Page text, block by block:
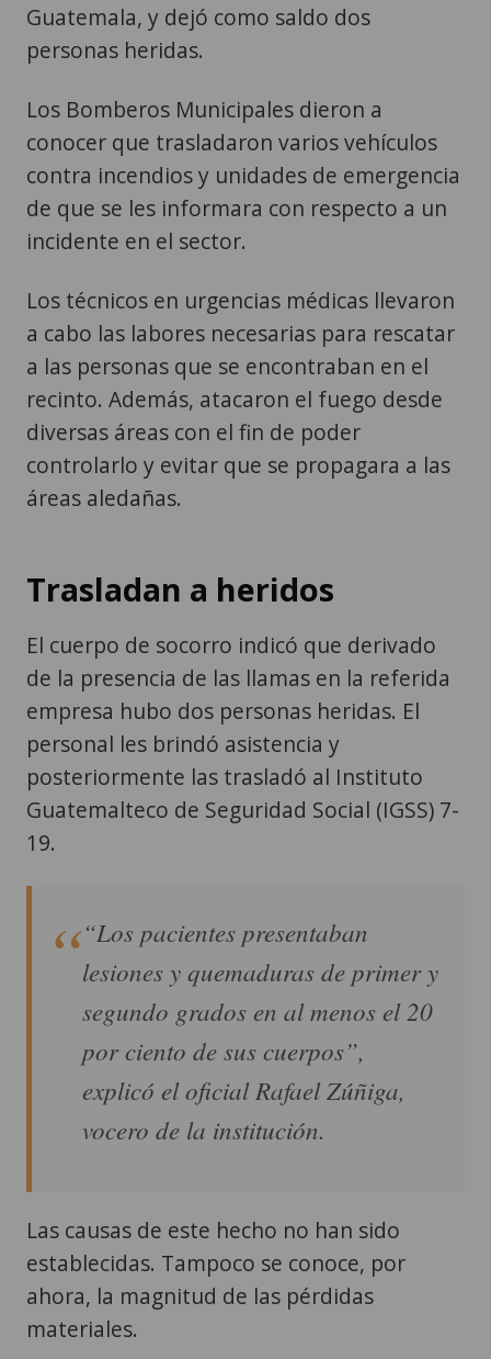
Guatemala, y dejó como saldo dos
personas heridas.
Los Bomberos Municipales dieron a
conocer que trasladaron varios vehículos
contra incendios y unidades de emergencia
de que se les informara con respecto a un
incidente en el sector.
Los técnicos en urgencias médicas llevaron
a cabo las labores necesarias para rescatar
a las personas que se encontraban en el
recinto. Además, atacaron el fuego desde
diversas áreas con el fin de poder
controlarlo y evitar que se propagara a las
áreas aledañas.
Trasladan a heridos
El cuerpo de socorro indicó que derivado
de la presencia de las llamas en la referida
empresa hubo dos personas heridas. El
personal les brindó asistencia y
posteriormente las trasladó al Instituto
Guatemalteco de Seguridad Social (IGSS) 7-
19.
“Los pacientes presentaban
lesiones y quemaduras de primer y
segundo grados en al menos el 20
por ciento de sus cuerpos”,
explicó el oficial Rafael Zúñiga,
vocero de la institución.
Las causas de este hecho no han sido
establecidas. Tampoco se conoce, por
ahora, la magnitud de las pérdidas
materiales.